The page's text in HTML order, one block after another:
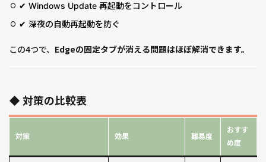
✔ Windows Update 再起動をコントロール
✔ 深夜の自動再起動を防ぐ
この4つで、 Edgeの固定タブが消える問題はほぼ解消できます。
◆ 対策の比較表
対策 効果 難易度
おすす
め度